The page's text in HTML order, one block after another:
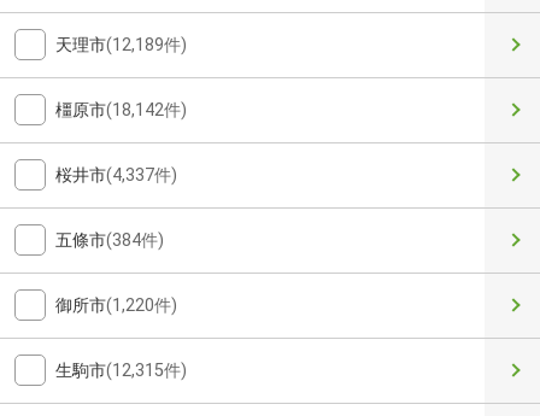
天理市(12,189件)
橿原市(18,142件)
桜井市(4,337件)
五條市(384件)
御所市(1,220件)
生駒市(12,315件)